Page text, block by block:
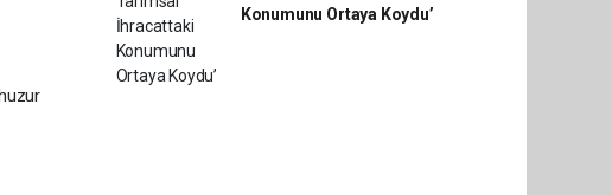
Konumunu Ortaya Koydu’